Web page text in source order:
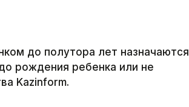
до полутора лет назначаются
рождения ребенка или не
Kazinform.